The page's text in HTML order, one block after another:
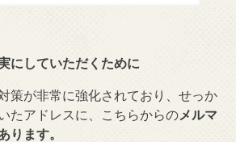
にしていただくために
策が非常に強化されており、せっか
たアドレスに、こちらからのメルマ
ります。